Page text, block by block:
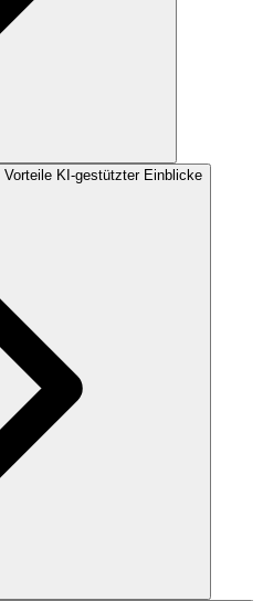
KI-gestützter Einblicke